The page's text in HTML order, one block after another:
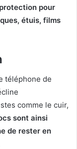
pour
étuis, films
téléphone de
comme le cuir,
sont ainsi
de rester en